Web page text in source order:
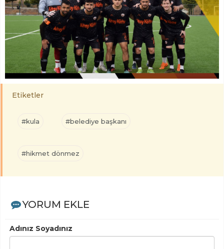
Etiketler
#kula #belediye başkanı
#hikmet dönmez
YORUM EKLE
Adınız Soyadınız